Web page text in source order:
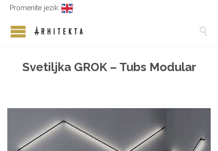
Promenite jezik:

Svetiljka GROK – Tubs Modular